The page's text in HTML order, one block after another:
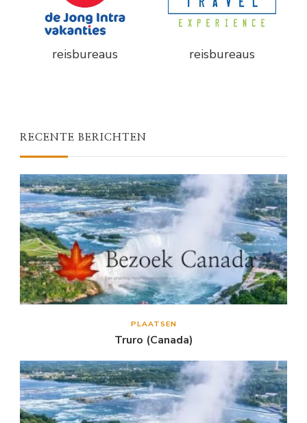
reisbureaus reisbureaus
RECENTE BERICHTEN
PLAATSEN
Truro (Canada)